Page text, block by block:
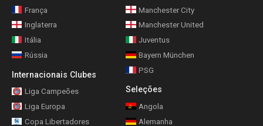
França
Inglaterra
Itália
Rússia
Internacionais Clubes
Liga Campeões
Liga Europa
Copa Libertadores
Manchester City
Manchester United
Juventus
Bayern München
PSG
Seleções
Angola
Alemanha